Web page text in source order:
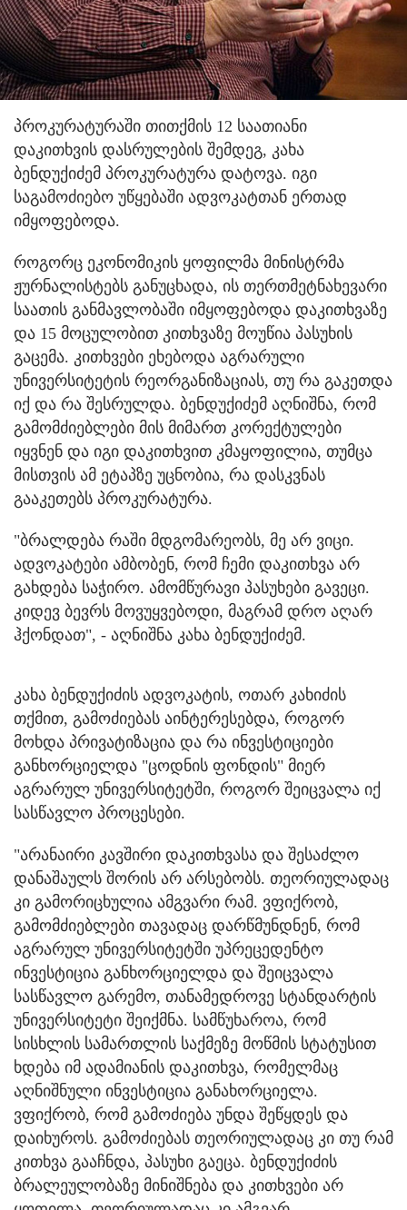
პროკურატურაში თითქმის 12 საათიანი
დაკითხვის დასრულების შემდეგ, კახა
ბენდუქიძემ პროკურატურა დატოვა. იგი
საგამოძიებო უწყებაში ადვოკატთან ერთად
იმყოფებოდა.
როგორც ეკონომიკის ყოფილმა მინისტრმა
ჟურნალისტებს განუცხადა, ის თერთმეტნახევარი
საათის განმავლობაში იმყოფებოდა დაკითხვაზე
და 15 მოცულობით კითხვაზე მოუწია პასუხის
გაცემა. კითხვები ეხებოდა აგრარული
უნივერსიტეტის რეორგანიზაციას, თუ რა გაკეთდა
იქ და რა შესრულდა. ბენდუქიძემ აღნიშნა, რომ
გამომძიებლები მის მიმართ კორექტულები
იყვნენ და იგი დაკითხვით კმაყოფილია, თუმცა
მისთვის ამ ეტაპზე უცნობია, რა დასკვნას
გააკეთებს პროკურატურა.
"ბრალდება რაში მდგომარეობს, მე არ ვიცი.
ადვოკატები ამბობენ, რომ ჩემი დაკითხვა არ
გახდება საჭირო. ამომწურავი პასუხები გავეცი.
კიდევ ბევრს მოვუყვებოდი, მაგრამ დრო აღარ
ჰქონდათ", - აღნიშნა კახა ბენდუქიძემ.
კახა ბენდუქიძის ადვოკატის, ოთარ კახიძის
თქმით, გამოძიებას აინტერესებდა, როგორ
მოხდა პრივატიზაცია და რა ინვესტიციები
განხორციელდა "ცოდნის ფონდის" მიერ
აგრარულ უნივერსიტეტში, როგორ შეიცვალა იქ
სასწავლო პროცესები.
"არანაირი კავშირი დაკითხვასა და შესაძლო
დანაშაულს შორის არ არსებობს. თეორიულადაც
კი გამორიცხულია ამგვარი რამ. ვფიქრობ,
გამომძიებლები თავადაც დარწმუნდნენ, რომ
აგრარულ უნივერსიტეტში უპრეცედენტო
ინვესტიცია განხორციელდა და შეიცვალა
სასწავლო გარემო, თანამედროვე სტანდარტის
უნივერსიტეტი შეიქმნა. სამწუხაროა, რომ
სისხლის სამართლის საქმეზე მოწმის სტატუსით
ხდება იმ ადამიანის დაკითხვა, რომელმაც
აღნიშნული ინვესტიცია განახორციელა.
ვფიქრობ, რომ გამოძიება უნდა შეწყდეს და
დაიხუროს. გამოძიებას თეორიულადაც კი თუ რამ
კითხვა გააჩნდა, პასუხი გაეცა. ბენდუქიძის
ბრალეულობაზე მინიშნება და კითხვები არ